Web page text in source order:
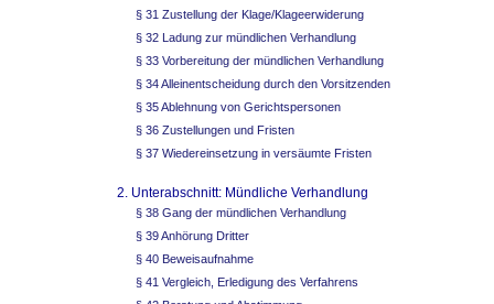
§ 31 Zustellung der Klage/Klageerwiderung
§ 32 Ladung zur mündlichen Verhandlung
§ 33 Vorbereitung der mündlichen Verhandlung
§ 34 Alleinentscheidung durch den Vorsitzenden
§ 35 Ablehnung von Gerichtspersonen
§ 36 Zustellungen und Fristen
§ 37 Wiedereinsetzung in versäumte Fristen
2. Unterabschnitt: Mündliche Verhandlung
§ 38 Gang der mündlichen Verhandlung
§ 39 Anhörung Dritter
§ 40 Beweisaufnahme
§ 41 Vergleich, Erledigung des Verfahrens